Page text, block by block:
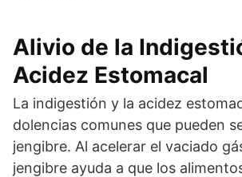
Alivio de la
Acidez Estomacal
La indigestión y la acidez
dolencias comunes que pueden
jengibre. Al acelerar el vaciado
jengibre ayuda a que los